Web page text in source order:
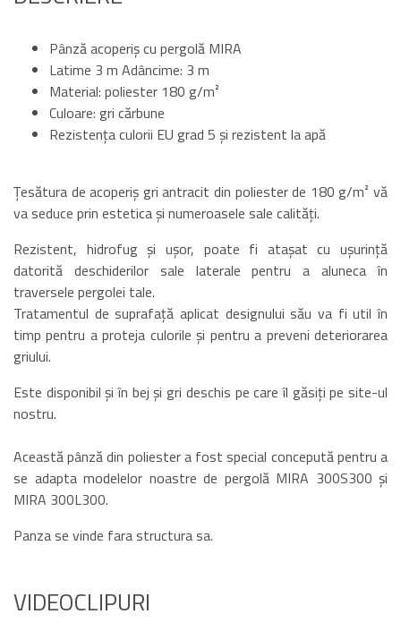
Pânză acoperiș cu pergolă MIRA
Latime 3 m Adâncime: 3 m
Material: poliester 180 g/m²
Culoare: gri cărbune
Rezistența culorii EU grad 5 și rezistent la apă
Țesătura de acoperiș gri antracit din poliester de 180 g/m² vă
va seduce prin estetica și numeroasele sale calități.
Rezistent, hidrofug și ușor, poate fi atașat cu ușurință
datorită deschiderilor sale laterale pentru a aluneca în
traversele pergolei tale.
Tratamentul de suprafață aplicat designului său va fi util în
timp pentru a proteja culorile și pentru a preveni deteriorarea
griului.
Este disponibil și în bej și gri deschis pe care îl găsiți pe site-ul
nostru.
Această pânză din poliester a fost special concepută pentru a
se adapta modelelor noastre de pergolă MIRA 300S300 și
MIRA 300L300.
Panza se vinde fara structura sa.
VIDEOCLIPURI